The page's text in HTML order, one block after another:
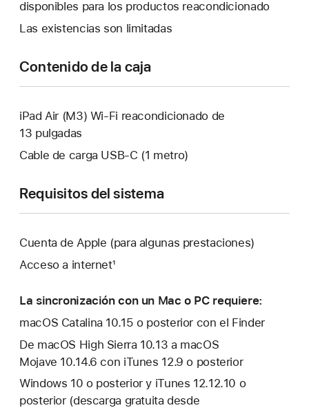
disponibles para los productos reacondicionado
Las existencias son limitadas
Contenido de la caja
iPad Air (M3) Wi-Fi reacondicionado de
13 pulgadas
Cable de carga USB‑C (1 metro)
Requisitos del sistema
Cuenta de Apple (para algunas prestaciones)
Acceso a internet¹
La sincronización con un Mac o PC requiere:
macOS Catalina 10.15 o posterior con el Finder
De macOS High Sierra 10.13 a macOS
Mojave 10.14.6 con iTunes 12.9 o posterior
Windows 10 o posterior y iTunes 12.12.10 o
posterior (descarga gratuita desde